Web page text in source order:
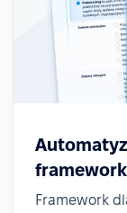
Framework